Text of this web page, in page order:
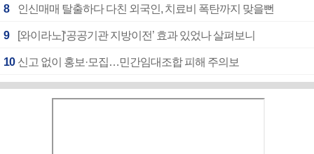
8 인신매매 탈출하다 다친 외국인, 치료비 폭탄까지 맞을뻔
9 [와이라노]‘공공기관 지방이전’ 효과 있었나 살펴보니
10 신고 없이 홍보·모집…민간임대조합 피해 주의보